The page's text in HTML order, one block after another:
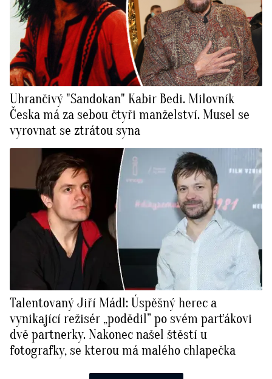
Uhrančivý "Sandokan" Kabir Bedi. Milovník
Česka má za sebou čtyři manželství. Musel se
vyrovnat se ztrátou syna
Talentovaný Jiří Mádl: Úspěšný herec a
vynikající režisér „podědil” po svém parťákovi
dvě partnerky. Nakonec našel štěstí u
fotografky, se kterou má malého chlapečka